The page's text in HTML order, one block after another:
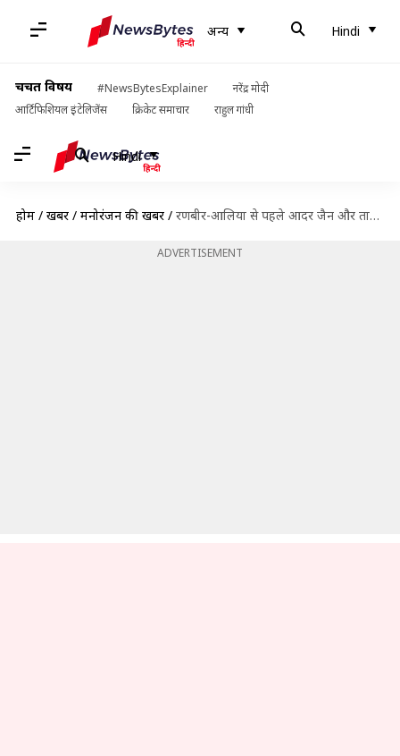
अन्य Hindi
चर्चित विषय #NewsBytesExplainer
नरेंद्र मोदी
आर्टिफिशियल इंटेलिजेंस
क्रिकेट समाचार राहुल गांधी
Hindi
होम / खबरें / मनोरंजन की खबरें / रणबीर-आलिया से पहले आदर जैन और तारा सुतारिया कर सकते हैं शादी
ADVERTISEMENT